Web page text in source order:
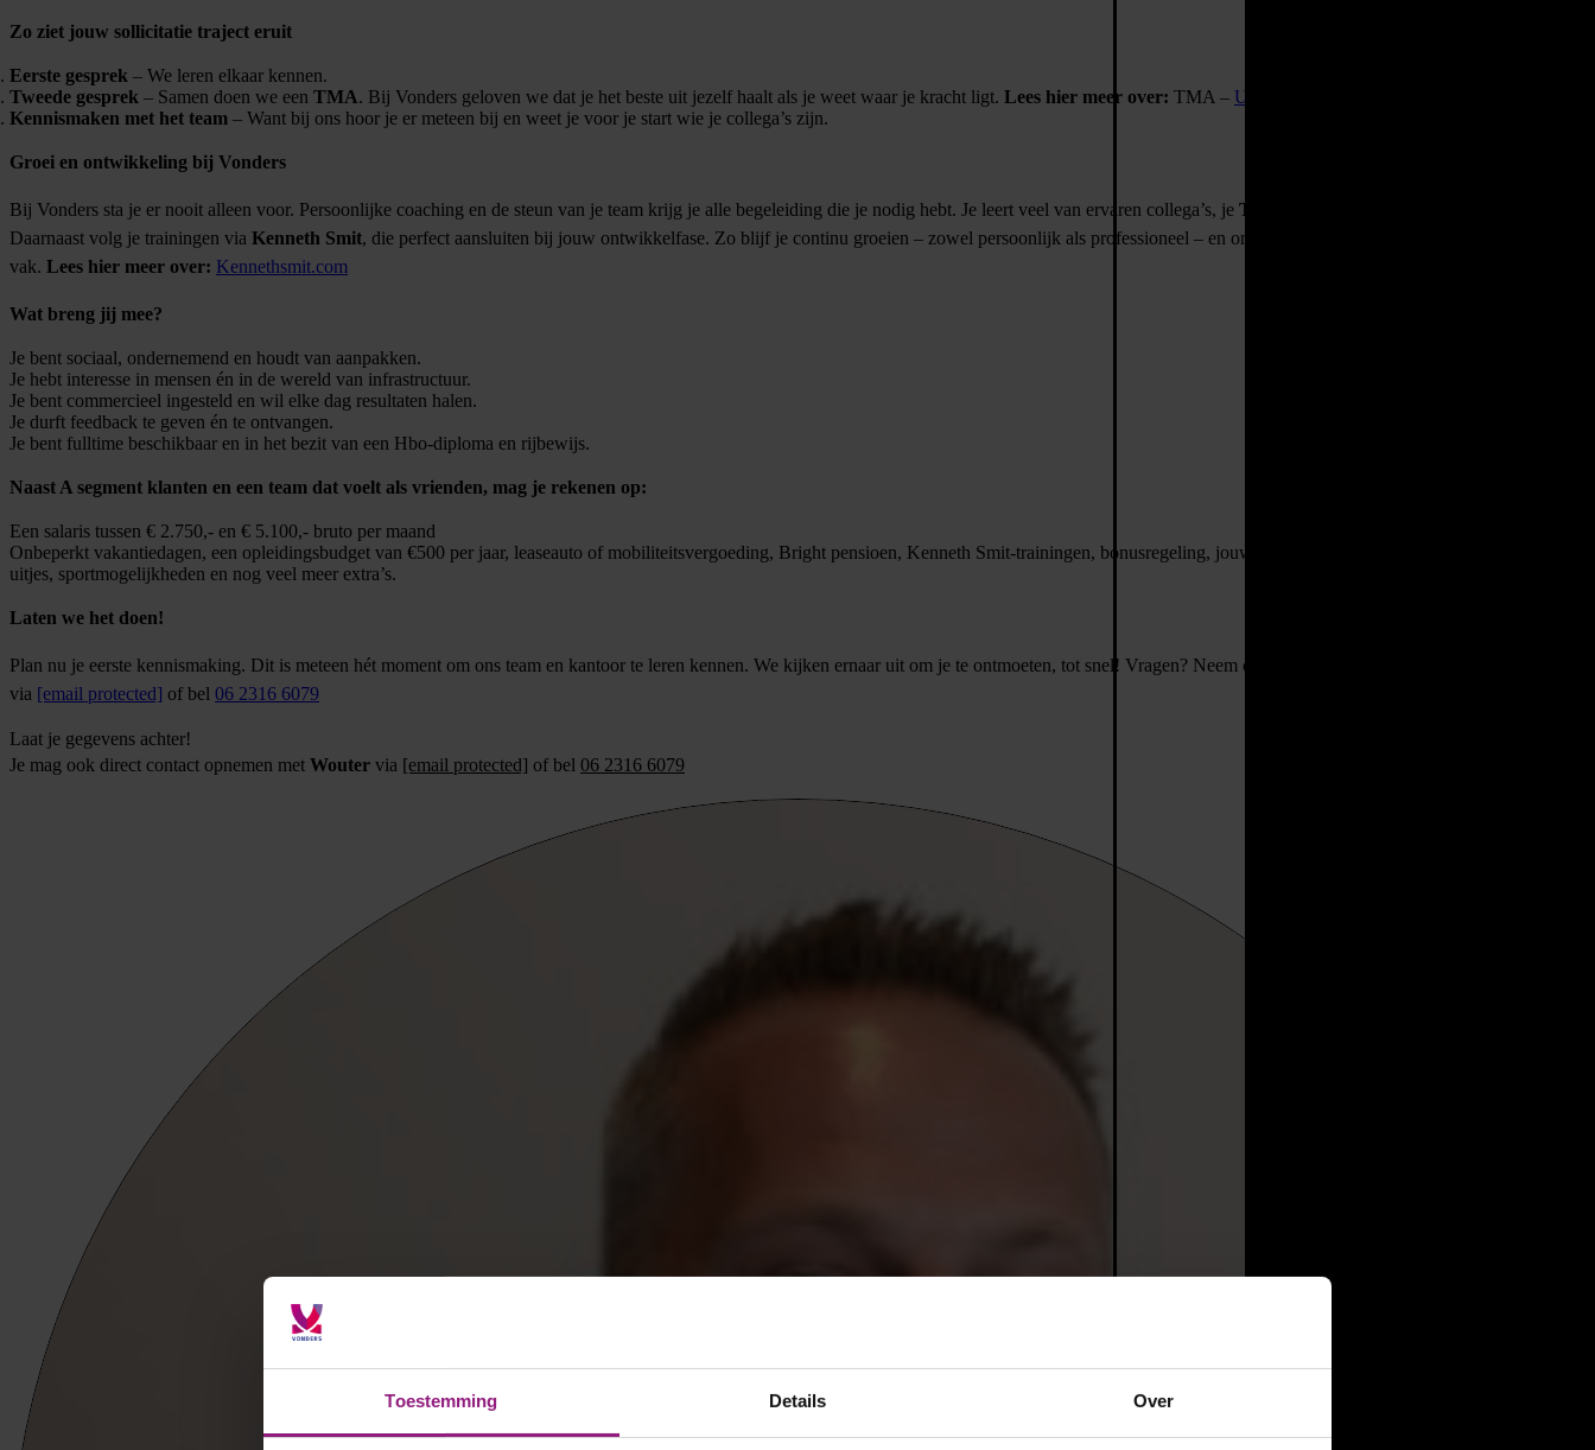
Toestemming Details Over
Zo ziet jouw sollicitatie traject eruit
Eerste gesprek – We leren elkaar kennen.
Tweede gesprek – Samen doen we een TMA. Bij Vonders geloven we dat je het beste uit jezelf haalt als je weet waar je kracht ligt. Lees hier meer over: TMA – Unieke talenten vinden en (ver)binden
Kennismaken met het team – Want bij ons hoor je er meteen bij en weet je voor je start wie je collega’s zijn.
Groei en ontwikkeling bij Vonders
Bij Vonders sta je er nooit alleen voor. Persoonlijke coaching en de steun van je team krijg je alle begeleiding die je nodig hebt. Je leert veel van ervaren collega’s, je Team Manager
Daarnaast volg je trainingen via Kenneth Smit, die perfect aansluiten bij jouw ontwikkelfase. Zo blijf je continu groeien – zowel persoonlijk als professioneel – en ontwikkel je jezelf tot een echte expert in jouw
vak. Lees hier meer over: Kennethsmit.com
Wat breng jij mee?
Je bent sociaal, ondernemend en houdt van aanpakken.
Je hebt interesse in mensen én in de wereld van infrastructuur.
Je bent commercieel ingesteld en wil elke dag resultaten halen.
Je durft feedback te geven én te ontvangen.
Je bent fulltime beschikbaar en in het bezit van een Hbo-diploma en rijbewijs.
Naast A segment klanten en een team dat voelt als vrienden, mag je rekenen op:
Een salaris tussen € 2.750,- en € 5.100,- bruto per maand
Onbeperkt vakantiedagen, een opleidingsbudget van €500 per jaar, leaseauto of mobiliteitsvergoeding, Bright pensioen, Kenneth Smit-trainingen, bonusregeling, jouw eigen ontwikkelplan, verzorgde lunch,
uitjes, sportmogelijkheden en nog veel meer extra’s.
Laten we het doen!
Plan nu je eerste kennismaking. Dit is meteen hét moment om ons team en kantoor te leren kennen. We kijken ernaar uit om je te ontmoeten, tot snel! Vragen? Neem contact op met Wouter
via [email protected] of bel 06 2316 6079
Laat je gegevens achter!
Je mag ook direct contact opnemen met Wouter via [email protected] of bel 06 2316 6079